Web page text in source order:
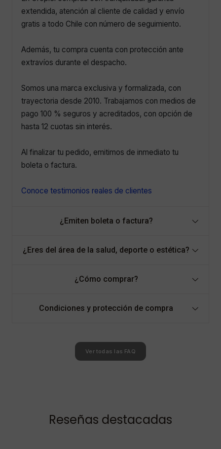
extendida, atención al cliente de calidad y envío
gratis a todo Chile con número de seguimiento.
Además, tu compra cuenta con protección ante
extravíos durante el despacho.
Somos una marca exclusiva y formalizada, con
trayectoria desde 2010. Trabajamos con medios de
pago 100 % seguros y acreditados, con opción de
hasta 12 cuotas sin interés.
Al finalizar tu pedido, emitimos de inmediato tu
boleta o factura.
Conoce testimonios reales de clientes
¿Emiten boleta o factura?
¿Eres del área de la salud, deporte o estética?
¿Cómo comprar?
Condiciones y protección de compra
Ver todas las FAQ
Reseñas destacadas